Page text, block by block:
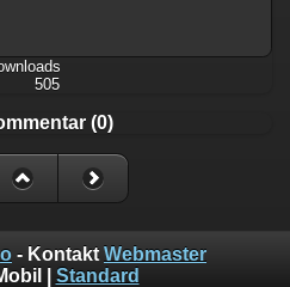
505
(0)
- Kontakt Webmaster
Standard